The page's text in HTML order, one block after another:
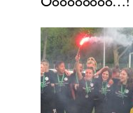
Ooooooooo…!